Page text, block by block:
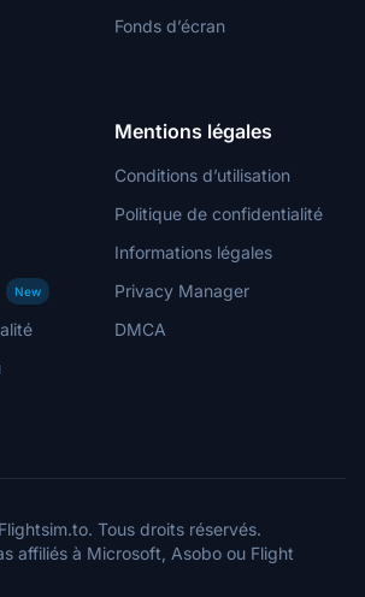
Fonds d’écran
New
Mentions légales
Conditions d’utilisation
Politique de confidentialité
Informations légales
Privacy Manager
DMCA
Tous droits réservés.
affiliés à Microsoft, Asobo ou Flight